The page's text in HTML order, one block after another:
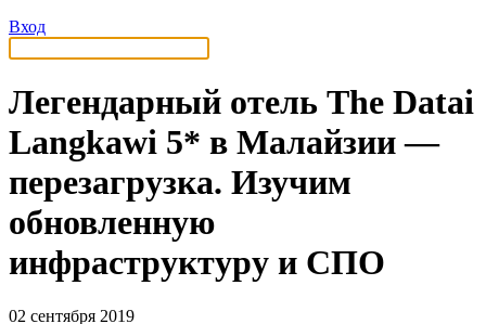
Вход
Легендарный отель The Datai
Langkawi 5* в Малайзии —
перезагрузка. Изучим
обновленную
инфраструктуру и СПО
02 сентября 2019